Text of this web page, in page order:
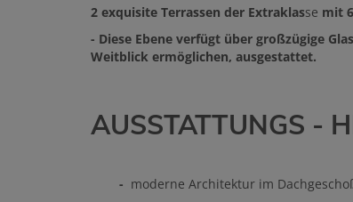
2 exquisite Terrassen der Extraklasse mit
- Diese Ebene verfügt über großzügige
Weitblick ermöglichen, ausgestattet.
AUSSTATTUNGS -
- moderne Architektur im